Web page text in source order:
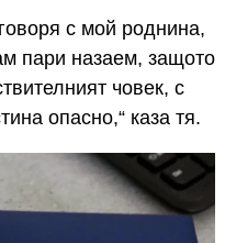
с мой роднина,
пари назаем, защото
човек, с
опасно,“ каза тя.